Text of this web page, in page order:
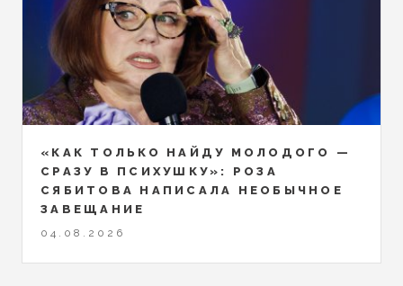
«КАК ТОЛЬКО НАЙДУ МОЛОДОГО —
СРАЗУ В ПСИХУШКУ»: РОЗА
СЯБИТОВА НАПИСАЛА НЕОБЫЧНОЕ
ЗАВЕЩАНИЕ
04.08.2026